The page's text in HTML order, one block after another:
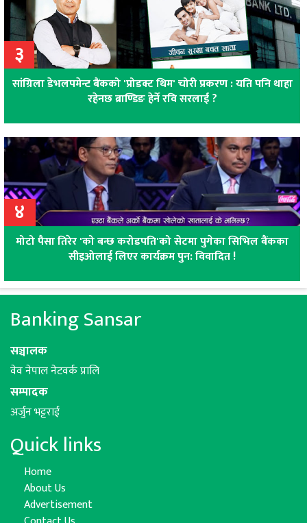
३
सांग्रिला डेभलपमेन्ट बैंकको 'प्रोडक्ट थिम' चोरी प्रकरण : यति पनि थाहा
रहेनछ ब्राण्डिङ हेर्ने रवि सरलाई ?
४
मोटो पैसा तिरेर 'को बन्छ करोडपति'को सेटमा पुगेका सिभिल बैंकका
सीइओलाई लिएर कार्यक्रम पुन: विवादित !
Banking Sansar
सञ्चालक
वेव नेपाल नेटवर्क प्रालि
सम्पादक
अर्जुन भट्टराई
Quick links
Home
About Us
Advertisement